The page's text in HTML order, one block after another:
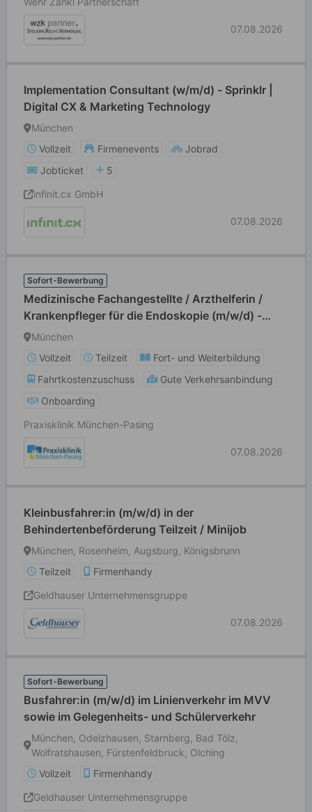
07.08.2026
Implementation Consultant (w/m/d) - Sprinklr |
Digital CX & Marketing Technology
München
Vollzeit
Firmenevents
Jobrad
Jobticket
5
infinit.cx GmbH
07.08.2026
Sofort-Bewerbung
Medizinische Fachangestellte / Arzthelferin /
Krankenpfleger für die Endoskopie (m/w/d) -
Vollzeit / Teilzeit
München
Vollzeit
Teilzeit
Fort- und Weiterbildung
Fahrtkostenzuschuss
Gute Verkehrsanbindung
Onboarding
Praxisklinik München-Pasing
07.08.2026
Kleinbusfahrer:in (m/w/d) in der
Behindertenbeförderung Teilzeit / Minijob
München, Rosenheim, Augsburg, Königsbrunn
Teilzeit
Firmenhandy
Geldhauser Unternehmensgruppe
07.08.2026
Sofort-Bewerbung
Busfahrer:in (m/w/d) im Linienverkehr im MVV
sowie im Gelegenheits- und Schülerverkehr
München, Odelzhausen, Starnberg, Bad Tölz,
Wolfratshausen, Fürstenfeldbruck, Olching
Vollzeit
Firmenhandy
Geldhauser Unternehmensgruppe